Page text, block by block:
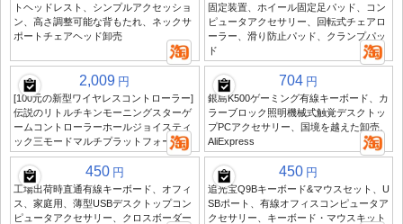
トヘッドレスト、シンプルアクセッショ
ン、高さ調整可能な背もたれ、ネックサ
ポートチェアヘッド卸売
固定装置、ホイール固定足パッド、コン
ピュータアクセサリー、回転式チェアロ
ーラー、滑り防止パッド、クランプパッ
ド
2,009 円
[100元の新型ワイヤレスコントローラー]
伝説のリトルチキンモーニングスターゲ
ームコントローラーホールジョイスティ
ック三モードマルチプラットフォーム
704 円
銀島K500ゲーミング有線キーボード、カ
ラーブロック照明機械式触覚デスクトッ
プPCアクセサリー、国境を越えた卸売、
AliExpress
450 円
工場出荷時直通有線キーボード、オフィ
ス、家庭用、薄型USBデスクトップコン
ピュータアクセサリー、クロスボーダー
450 円
追光宝Q9Bキーボード&マウスセット、U
SBポート、有線オフィスコンピュータア
クセサリー、キーボード・マウスキット